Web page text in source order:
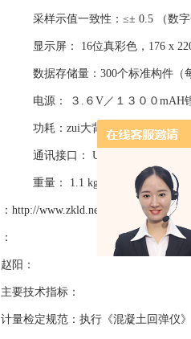
采样示值一致性：≤± 0.5 （数字
显示屏： 16位真彩色，176 x 220
数据存储量：300个标准构件（每
电源： ３.６V／１３００mAH锂
功耗：zui大背光情况下≈100mA
通讯接口： USB2.0 全速
重量： 1.1 kg
： http://www.zkld.net
：
赵阳：
主要技术指标：
计量检定规范：执行《混凝土回弹仪